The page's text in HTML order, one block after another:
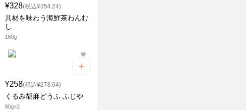
¥328(税込¥354.24)
具材を味わう海鮮茶わんむ
し
160g
¥258(税込¥278.64)
くるみ胡麻どうふ ふじや
80g×2